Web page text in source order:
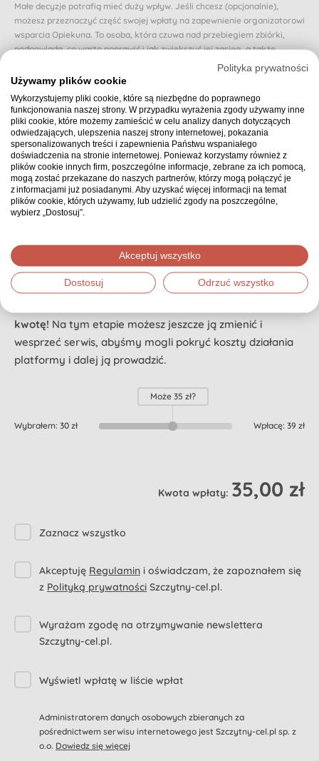
Małe decyzje potrafią mieć duży wpływ. Jeśli chcesz (opcjonalnie),
możesz przeznaczyć część swojej wpłaty na zapewnienie organizatorowi
wsparcia Opiekuna. To osoba, która czuwa nad przebiegiem zbiórki,
podpowiada, co warto poprawić i jak zwiększyć jej zasięg, a także
Dzięki Opiekunowi organizator nie zostaje sam i otrzymuje realne
wsparcie na każdym etapie. Dzięki temu osoba, której dotyczy zbiórka,
może poczuć się naprawdę zaopiekowana.
Czy chcesz przeznaczyć proponowaną (domyślnie wybraną) część swojej
wpłaty na zapewnienie zbiórce Opiekuna? Jeśli nie, możesz wybrać inną
kwotę.
0 zł - może innym razem
Wybrana kwota: 30,00 zł
kwotę! Na tym etapie możesz jeszcze ją zmienić i
wesprzeć serwis, abyśmy mogli pokryć koszty działania
platformy i dalej ją prowadzić.
Wybrałem: 30 zł
Może 35 zł?
Wpłacę: 39 zł
Kwota wpłaty: 35,00 zł
Zaznacz wszystko
Akceptuję Regulamin i oświadczam, że zapoznałem się
z Polityką prywatności Szczytny-cel.pl.
Wyrażam zgodę na otrzymywanie newslettera
Szczytny-cel.pl.
Wyświetl wpłatę w liście wpłat
Administratorem danych osobowych zbieranych za
pośrednictwem serwisu internetowego jest Szczytny-cel.pl sp. z
o.o. Dowiedz się więcej
Polityka prywatności
Używamy plików cookie
Wykorzystujemy pliki cookie, które są niezbędne do poprawnego
funkcjonowania naszej strony. W przypadku wyrażenia zgody używamy inne
pliki cookie, które możemy zamieścić w celu analizy danych dotyczących
odwiedzających, ulepszenia naszej strony internetowej, pokazania
spersonalizowanych treści i zapewnienia Państwu wspaniałego
doświadczenia na stronie internetowej. Ponieważ korzystamy również z
plików cookie innych firm, poszczególne informacje, zebrane za ich pomocą,
mogą zostać przekazane do naszych partnerów, którzy mogą połączyć je
z informacjami już posiadanymi. Aby uzyskać więcej informacji na temat
plików cookie, których używamy, lub udzielić zgody na poszczególne,
wybierz „Dostosuj”.
Akceptuj wszystko
Dostosuj Odrzuć wszystko